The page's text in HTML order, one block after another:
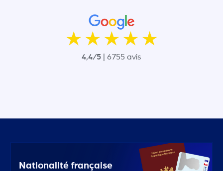
4,4/5 | 6755 avis
Nationalité française